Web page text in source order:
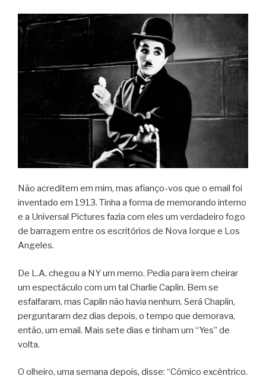
Não acreditem em mim, mas afianço-vos que o email foi
inventado em 1913. Tinha a forma de memorando interno
e a Universal Pictures fazia com eles um verdadeiro fogo
de barragem entre os escritórios de Nova Iorque e Los
Angeles.
De L.A. chegou a NY um memo. Pedia para irem cheirar
um espectáculo com um tal Charlie Caplin. Bem se
esfalfaram, mas Caplin não havia nenhum. Será Chaplin,
perguntaram dez dias depois, o tempo que demorava,
então, um email. Mais sete dias e tinham um “Yes” de
volta.
O olheiro, uma semana depois, disse: “Cómico excêntrico.